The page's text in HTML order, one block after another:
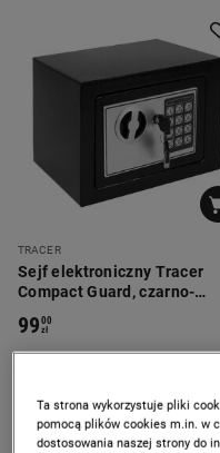
TRACER
Sejf elektroniczny Tracer
Compact Guard, czarno-
9900
zł
Ta strona wykorzystuje pliki
pomocą plików cookies m.in. w
dostosowania naszej strony do